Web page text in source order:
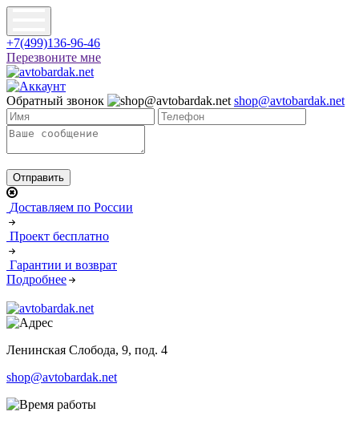
+7(499)136-96-46
Перезвоните мне
Обратный звонок shop@avtobardak.net
Доставляем по России
Проект бесплатно
Гарантии и возврат
Подробнее
Ленинская Слобода, 9, под. 4
shop@avtobardak.net